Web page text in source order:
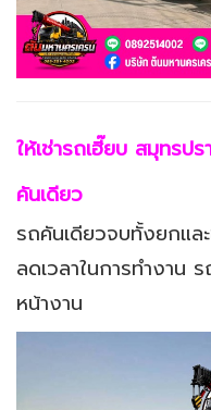
ให้เช่ารถเฮี๊ยบ สมุทร
คันเดียว
รถคันเดียวจบทั้งยกแ
ลดเวลาในการทำงาน
หน้างาน